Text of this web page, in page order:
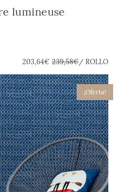
lumineuse
203,64€ 239,58€/ ROLLO
¡Oferta!